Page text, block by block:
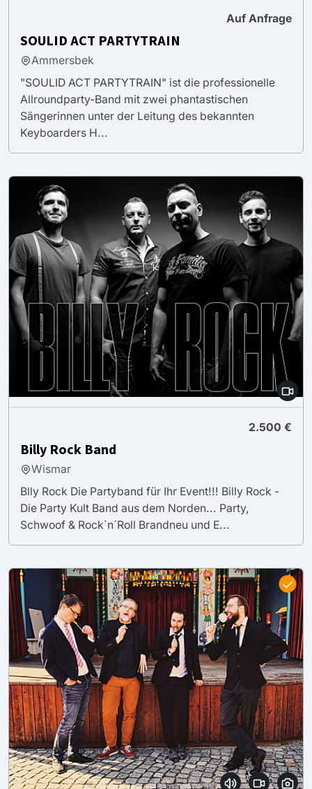
Auf Anfrage
SOULID ACT PARTYTRAIN
Ammersbek
"SOULID ACT PARTYTRAIN" ist die professionelle
Allroundparty-Band mit zwei phantastischen
Sängerinnen unter der Leitung des bekannten
Keyboarders H...
2.500 €
Billy Rock Band
Wismar
Blly Rock Die Partyband für Ihr Event!!! Billy Rock -
Die Party Kult Band aus dem Norden... Party,
Schwoof & Rock`n´Roll Brandneu und E...